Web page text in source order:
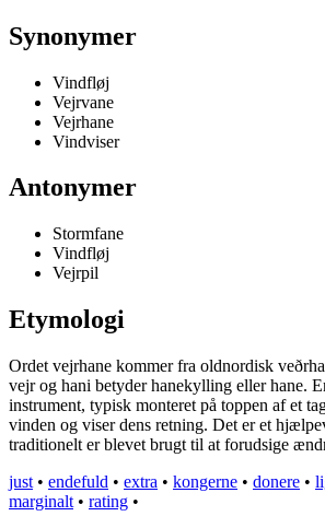
Synonymer
Vindfløj
Vejrvane
Vejrhane
Vindviser
Antonymer
Stormfane
Vindfløj
Vejrpil
Etymologi
Ordet vejrhane kommer fra oldnordisk
vejr og hani betyder hanekylling eller hane.
instrument, typisk monteret på toppen af et
vinden og viser dens retning. Det er et
traditionelt er blevet brugt til at forudsige
just • endefuld • extra • kongerne • donere •
marginalt • rating •